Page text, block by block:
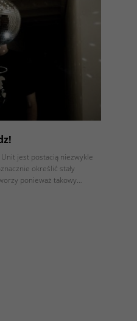
jest postacią niezwykle
określić stały
ponieważ takowy…